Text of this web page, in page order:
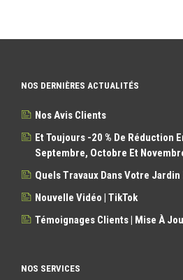
NOS DERNIÈRES ACTUALITÉS
Nos Avis Clients
Et Toujours -20 % De Réduction
Septembre, Octobre Et
Quels Travaux Dans Votre
Nouvelle Vidéo | TikTok
Témoignages Clients | Mise À
NOS SERVICES